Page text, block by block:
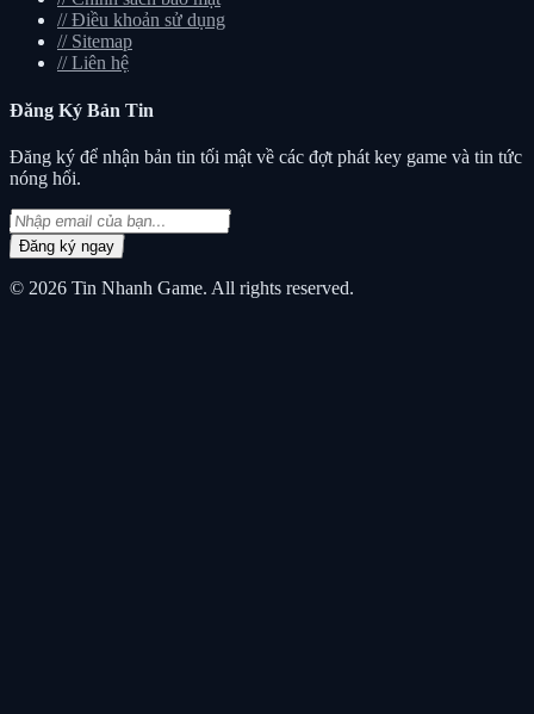
// Điều khoản sử dụng
// Sitemap
// Liên hệ
Đăng Ký Bản Tin
Đăng ký để nhận bản tin tối mật về các đợt phát key game và tin tức
nóng hổi.
Đăng ký ngay
© 2026 Tin Nhanh Game. All rights reserved.